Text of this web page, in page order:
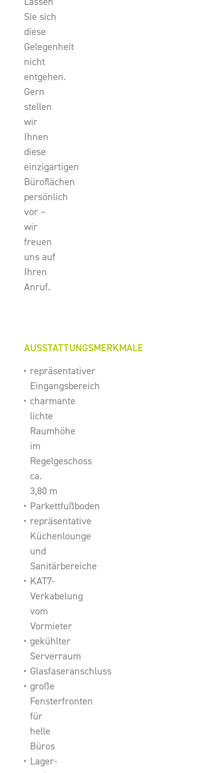
Sie sich
diese
Gelegenheit
nicht
entgehen.
Gern
stellen
wir
Ihnen
diese
einzigartigen
Büroflächen
persönlich
vor –
wir
freuen
uns auf
Ihren
Anruf.
AUSSTATTUNGSMERKMALE
repräsentativer
Eingangsbereich
charmante
lichte
Raumhöhe
im
Regelgeschoss
ca.
3,80 m
Parkettfußboden
repräsentative
Küchenlounge
und
Sanitärbereiche
KAT7-
Verkabelung
vom
Vormieter
gekühlter
Serverraum
Glasfaseranschluss
große
Fensterfronten
für
helle
Büros
Lager-